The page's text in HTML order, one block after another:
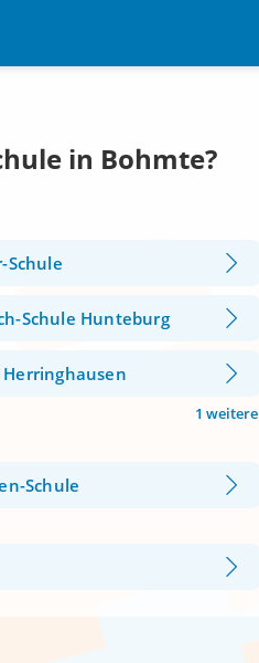
in Bohmte?
Schule
Schule Hunteburg
1 weitere
Schule